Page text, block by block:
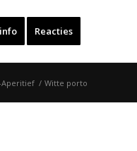
Reacties
Aperitief / Witte porto